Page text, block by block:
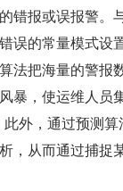
错报或误报警。
误的常量模式设
法把海量的警报
暴，使运维人员
外，通过预测算
，从而通过捕捉